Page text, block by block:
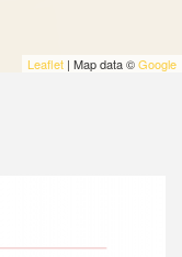
Leaflet | Map data ©Google